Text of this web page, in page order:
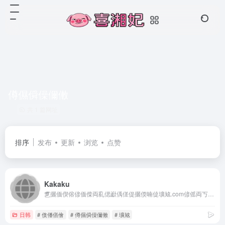
排序 发布 更新 浏览 点赞
Kakaku
日韩 # 僋僠僐儈 # 僔儑僢僺儞僌 # 壙奿